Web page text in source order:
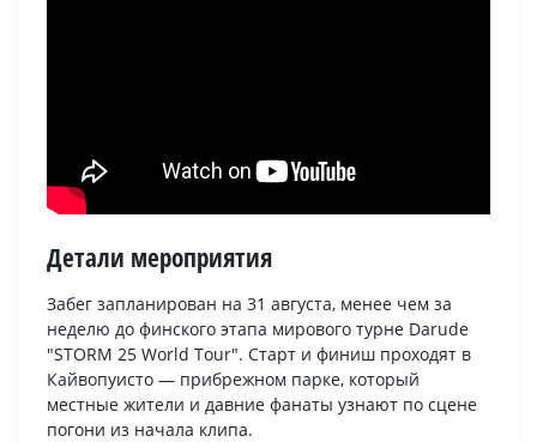
Детали мероприятия
Забег запланирован на 31 августа, менее чем за
неделю до финского этапа мирового турне Darude
"STORM 25 World Tour". Старт и финиш проходят в
Кайвопуисто — прибрежном парке, который
местные жители и давние фанаты узнают по сцене
погони из начала клипа.